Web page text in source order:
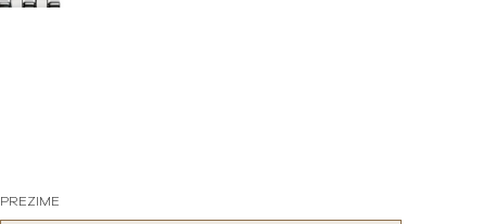
PREZIME